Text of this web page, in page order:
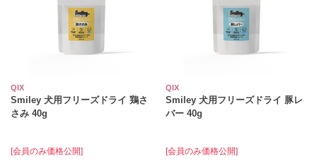
QIX
Smiley 犬用フリーズドライ 鶏さ
さみ 40g
[会員のみ価格公開]
QIX
Smiley 犬用フリーズドライ 豚レ
バー 40g
[会員のみ価格公開]